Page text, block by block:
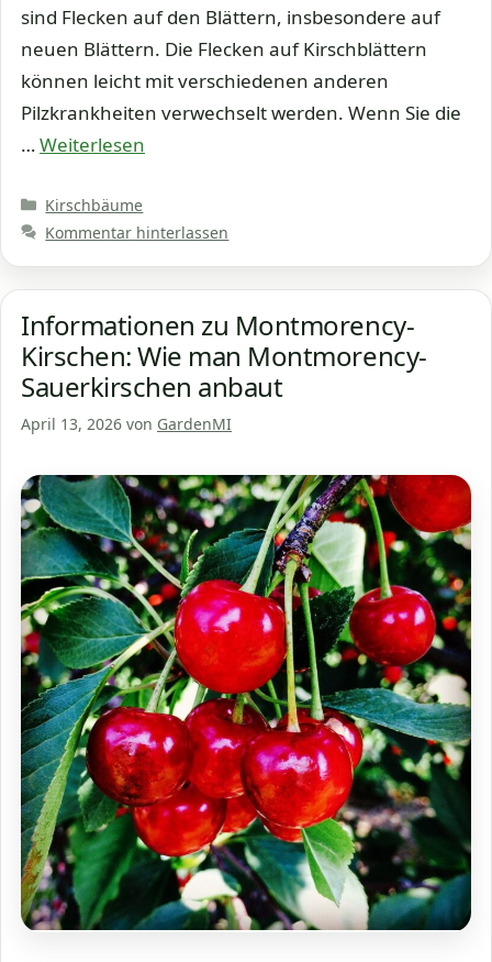
sind Flecken auf den Blättern, insbesondere auf
neuen Blättern. Die Flecken auf Kirschblättern
können leicht mit verschiedenen anderen
Pilzkrankheiten verwechselt werden. Wenn Sie die
…Weiterlesen
Kategorien
Kirschbäume
Kommentar hinterlassen
Informationen zu Montmorency-
Kirschen: Wie man Montmorency-
Sauerkirschen anbaut
April 13, 2026 von GardenMI